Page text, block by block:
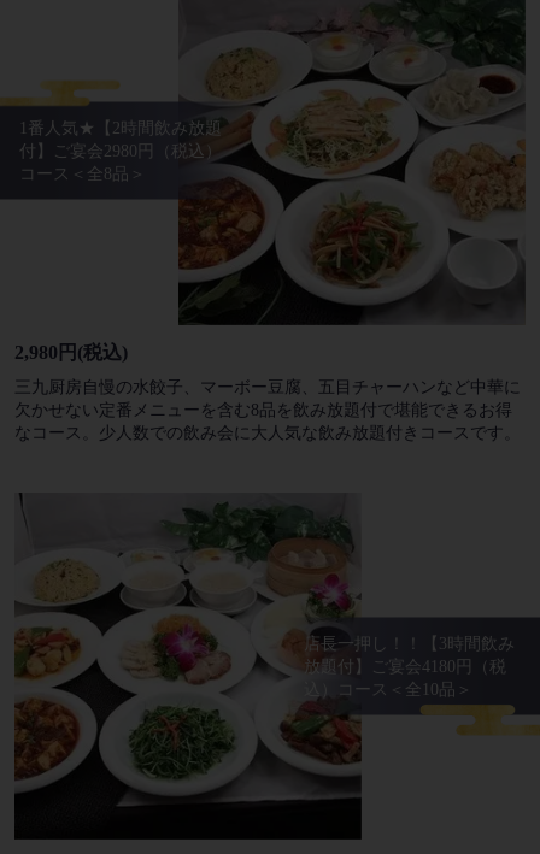
1番人気★【2時間飲み放題
付】ご宴会2980円（税込）
コース＜全8品＞
2,980円 (税込)
三九厨房自慢の水餃子、マーボー豆腐、五目チャーハンなど中華に
欠かせない定番メニューを含む8品を飲み放題付で堪能できるお得
なコース。少人数での飲み会に大人気な飲み放題付きコースです。
店長一押し！！【3時間飲み
放題付】ご宴会4180円（税
込）コース＜全10品＞